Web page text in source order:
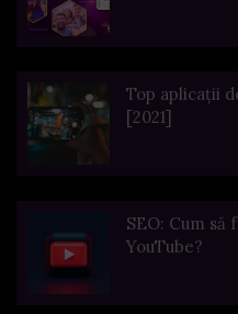
Top aplicații
[2021]
SEO: Cum
YouTube?